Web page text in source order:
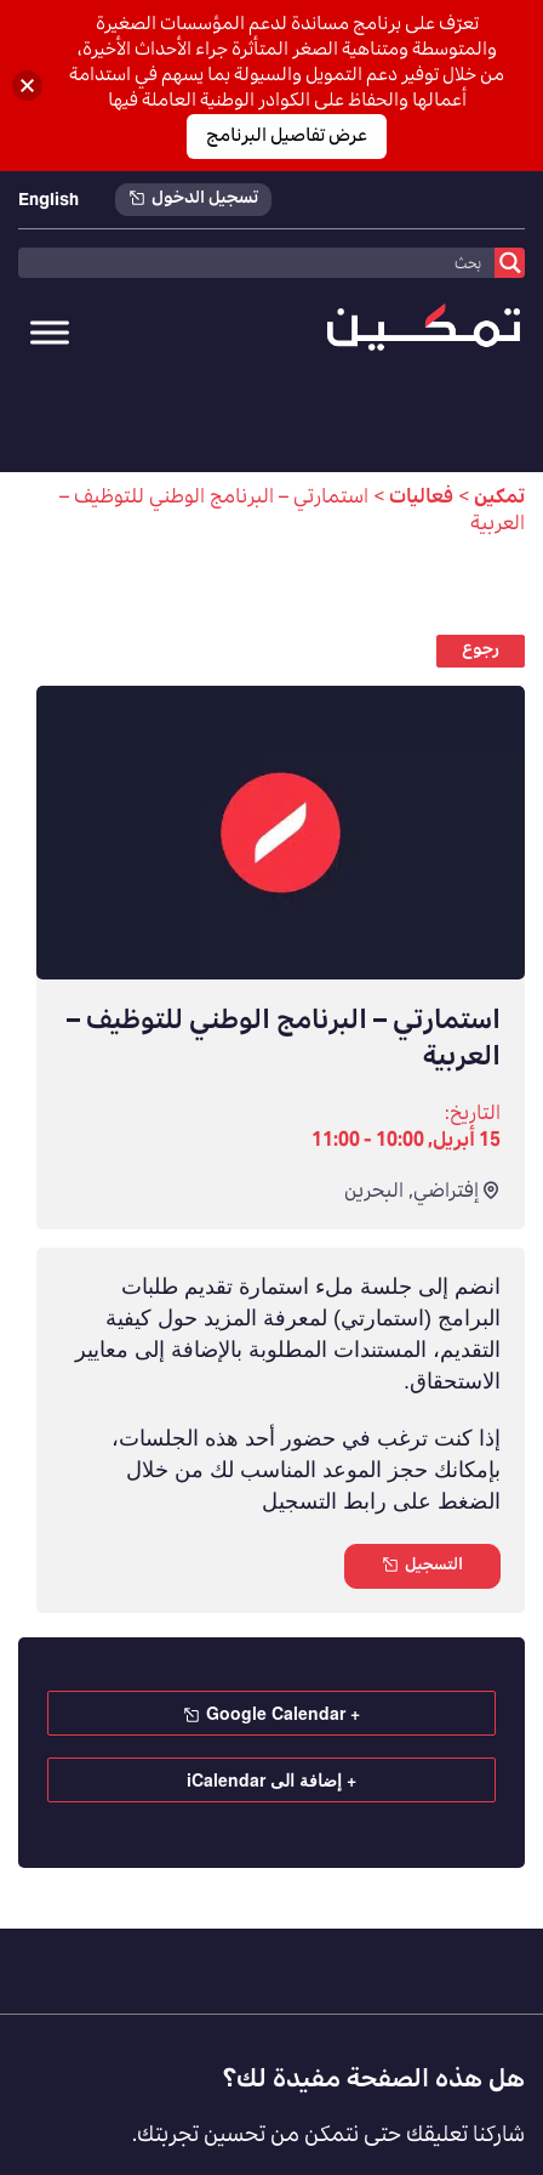
تسجيل الدخول English
تمكين>فعاليات>استمارتي – البرنامج الوطني للتوظيف –
العربية
رجوع
استمارتي – البرنامج الوطني للتوظيف –
العربية
التاريخ:
15 أبريل, 10:00 - 11:00
إفتراضي,البحرين
انضم إلى جلسة ملء استمارة تقديم طلبات
البرامج (استمارتي) لمعرفة المزيد حول كيفية
التقديم، المستندات المطلوبة بالإضافة إلى معايير
الاستحقاق.
إذا كنت ترغب في حضور أحد هذه الجلسات،
بإمكانك حجز الموعد المناسب لك من خلال
الضغط على رابط التسجيل
التسجيل
+ Google Calendar
+ إضافة الى iCalendar
Footer
Feedback
[AR]
هل هذه الصفحة مفيدة لك؟
شاركنا تعليقك حتى نتمكن من تحسين تجربتك.
تعرّف على برنامج مساندة لدعم المؤسسات الصغيرة
والمتوسطة ومتناهية الصغر المتأثرة جراء الأحداث الأخيرة،
من خلال توفير دعم التمويل والسيولة بما يسهم في استدامة
أعمالها والحفاظ على الكوادر الوطنية العاملة فيها
عرض تفاصيل البرنامج